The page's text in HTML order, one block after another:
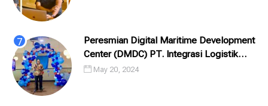
Peresmian Digital Maritime Development
Center (DMDC) PT. Integrasi Logistik
Cipta Solusi (ILCS) / Pelindo Solusi
May 20, 2024